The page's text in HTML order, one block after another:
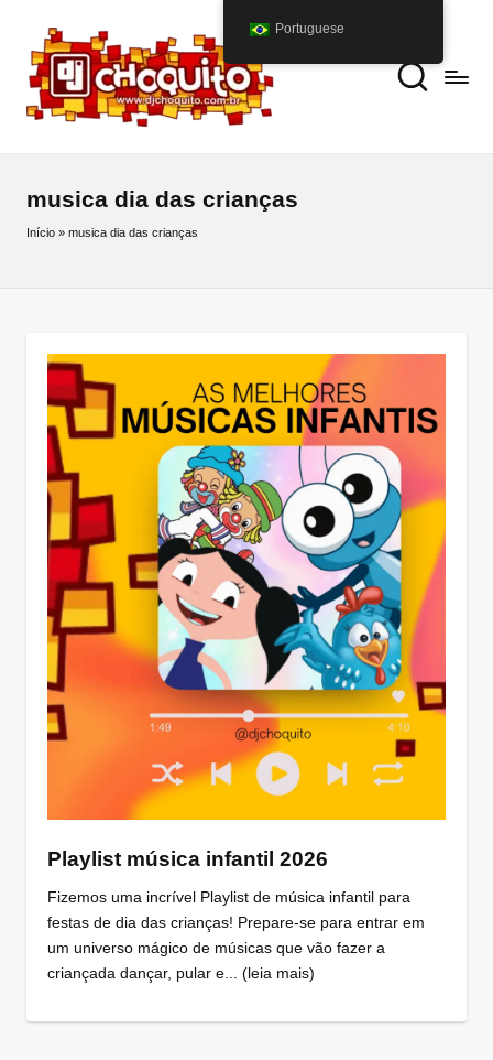
musica dia das crianças
Início » musica dia das crianças
Playlist música infantil 2026
Fizemos uma incrível Playlist de música infantil para
festas de dia das crianças! Prepare-se para entrar em
um universo mágico de músicas que vão fazer a
criançada dançar, pular e... (leia mais)
Portuguese